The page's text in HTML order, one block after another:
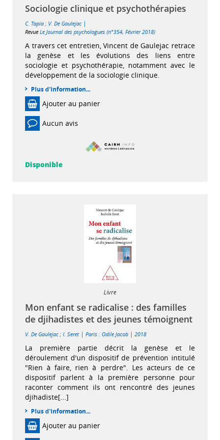
Sociologie clinique et psychothérapies
C. Tapia ; V. De Gaulejac |
Revue Le Journal des psychologues (n°354, Février 2018)
A travers cet entretien, Vincent de Gaulejac retrace
la genèse et les évolutions des liens entre
sociologie et psychothérapie, notamment avec le
développement de la sociologie clinique.
Plus d'information...
Ajouter au panier
Aucun avis
Disponible
Livre
Mon enfant se radicalise : des familles
de djihadistes et des jeunes témoignent
V. De Gaulejac ; I. Seret | Paris : Odile Jacob | 2018
La première partie décrit la genèse et le
déroulement d'un dispositif de prévention intitulé
"Rien à faire, rien à perdre". Les acteurs de ce
dispositif parlent à la première personne pour
raconter comment ils ont rencontré des jeunes
djihadiste[...]
Plus d'information...
Ajouter au panier